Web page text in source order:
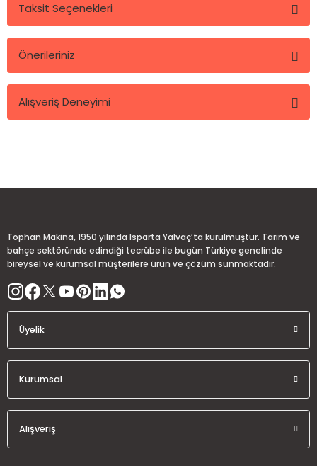
Ürün hakkında henüz soru sorulmamış.
Taksit Seçenekleri
Önerileriniz
Bu ürünün fiyat bilgisi, resim, ürün açıklamalarında ve diğer
konularda yetersiz gördüğünüz noktaları öneri formunu
Bu ürüne benzer farklı alternatifler olmalı.
Alışveriş Deneyimi
Tophan Makina, 1950 yılında Isparta Yalvaç’ta kurulmuştur. Tarım ve
bahçe sektöründe edindiği tecrübe ile bugün Türkiye genelinde
bireysel ve kurumsal müşterilere ürün ve çözüm sunmaktadır.
Üyelik
Kurumsal
Alışveriş